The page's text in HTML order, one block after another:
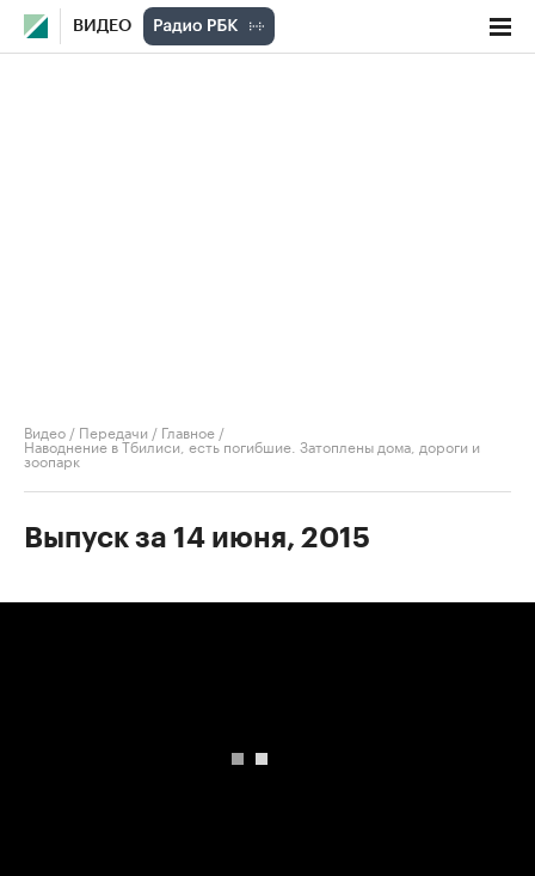
ВИДЕО
Видео / Передачи / Главное /
Наводнение в Тбилиси, есть погибшие. Затоплены дома, дороги и
зоопарк
Выпуск за 14 июня, 2015